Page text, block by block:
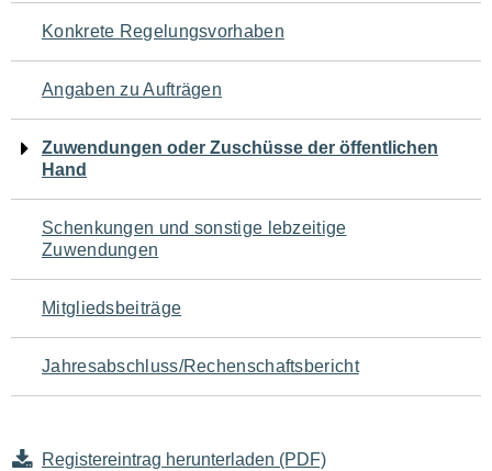
Seiteninhalt
Konkrete Regelungsvorhaben
Angaben zu Aufträgen
Zuwendungen oder Zuschüsse der öffentlichen
Hand
Schenkungen und sonstige lebzeitige
Zuwendungen
Mitgliedsbeiträge
Jahresabschluss/Rechenschaftsbericht
Registereintrag herunterladen (PDF)